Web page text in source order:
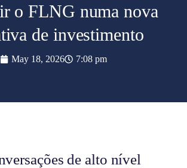
o FLNG numa nova
de investimento
May 18, 2026 7:08 pm
de alto nível